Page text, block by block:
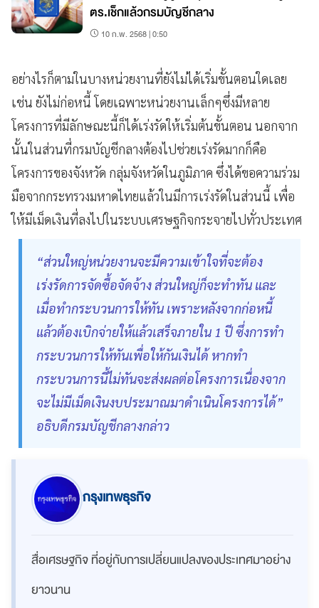
ตร.เช็กแล้วกรมบัญชีกลาง
10 ก.พ. 2568 | 0:50
อย่างไรก็ตามในบางหน่วยงานที่ยังไม่ได้เริ่มขั้นตอนใดเลย
เช่น ยังไม่ก่อหนี้ โดยเฉพาะหน่วยงานเล็กๆซึ่งมีหลาย
โครงการที่มีลักษณะนี้ก็ได้เร่งรัดให้เริ่มต้นขั้นตอน นอกจาก
นั้นในส่วนที่กรมบัญชีกลางต้องไปช่วยเร่งรัดมากก็คือ
โครงการของจังหวัด กลุ่มจังหวัดในภูมิภาค ซึ่งได้ขอความร่วม
มือจากกระทรวงมหาดไทยแล้วในมีการเร่งรัดในส่วนนี้ เพื่อ
ให้มีเม็ดเงินที่ลงไปในระบบเศรษฐกิจกระจายไปทั่วประเทศ
“ส่วนใหญ่หน่วยงานจะมีความเข้าใจที่จะต้อง
เร่งรัดการจัดซื้อจัดจ้าง ส่วนใหญ่ก็จะทำทัน และ
เมื่อทำกระบวนการให้ทัน เพราะหลังจากก่อหนี้
แล้วต้องเบิกจ่ายให้แล้วเสร็จภายใน 1 ปี ซึ่งการทำ
กระบวนการให้ทันเพื่อให้กันเงินได้ หากทำ
กระบวนการนี้ไม่ทันจะส่งผลต่อโครงการเนื่องจาก
จะไม่มีเม็ดเงินงบประมาณมาดำเนินโครงการได้”
อธิบดีกรมบัญชีกลางกล่าว
กรุงเทพธุรกิจ
สื่อเศรษฐกิจ ที่อยู่กับการเปลี่ยนแปลงของประเทศมาอย่าง
ยาวนาน